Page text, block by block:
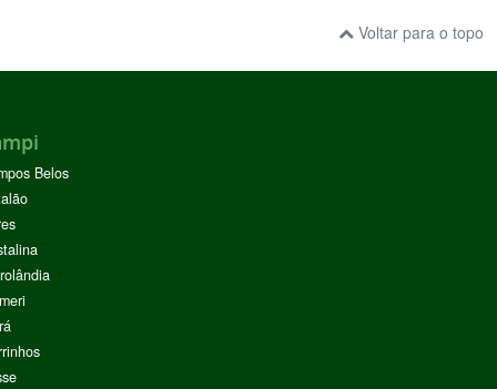
Voltar para o topo
Belos